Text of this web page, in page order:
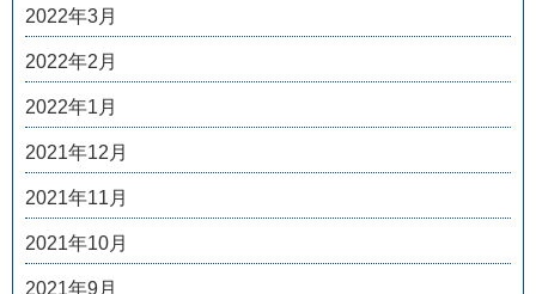
2022年3月
2022年2月
2022年1月
2021年12月
2021年11月
2021年10月
2021年9月